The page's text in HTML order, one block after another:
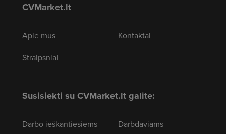
CVMarket.lt
Apie mus
Straipsniai
Kontaktai
Susisiekti su CVMarket.lt galite:
Darbo ieškantiesiems Darbdaviams